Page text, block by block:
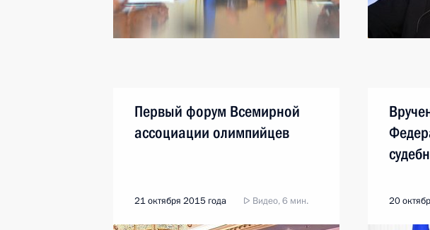
Первый форум Всемирной
ассоциации олимпийцев
21 октября 2015 года Видео, 6 мин. 20